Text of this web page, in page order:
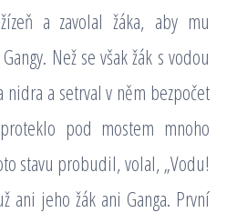
a zavolal žáka, aby mu
Než se však žák s vodou
a setrval v něm bezpočet
pod mostem mnoho
stavu probudil, volal, „Vodu!
ani jeho žák ani Ganga. První